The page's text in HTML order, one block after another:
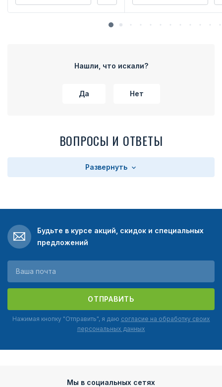
Нашли, что искали?
Да Нет
ВОПРОСЫ И ОТВЕТЫ
Развернуть
Будьте в курсе акций, скидок и специальных
предложений
ОТПРАВИТЬ
Нажимая кнопку "Отправить", я даю согласие на обработку своих
персональных данных
Мы в социальных сетях